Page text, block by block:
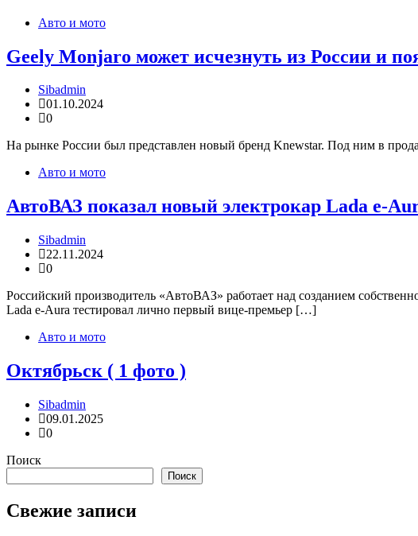
Авто и мото
Geely Monjaro может исчезнуть из России и
Sibadmin
01.10.2024
0
На рынке России был представлен новый бренд Knewstar. Под ним в
Авто и мото
АвтоВАЗ показал новый электрокар Lada e-
Sibadmin
22.11.2024
0
Российский производитель «АвтоВАЗ» работает над созданием
Lada e-Aura тестировал лично первый вице-премьер […]
Авто и мото
Октябрьск ( 1 фото )
Sibadmin
09.01.2025
0
Поиск
Поиск
Свежие записи